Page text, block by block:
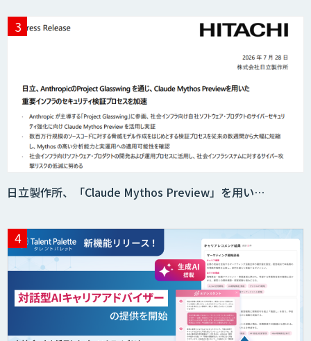
JAPAN AI SALES
m2view
MµgenGAI
AI DX Partner
日立製作所、「Claude Mythos Preview」を用い…